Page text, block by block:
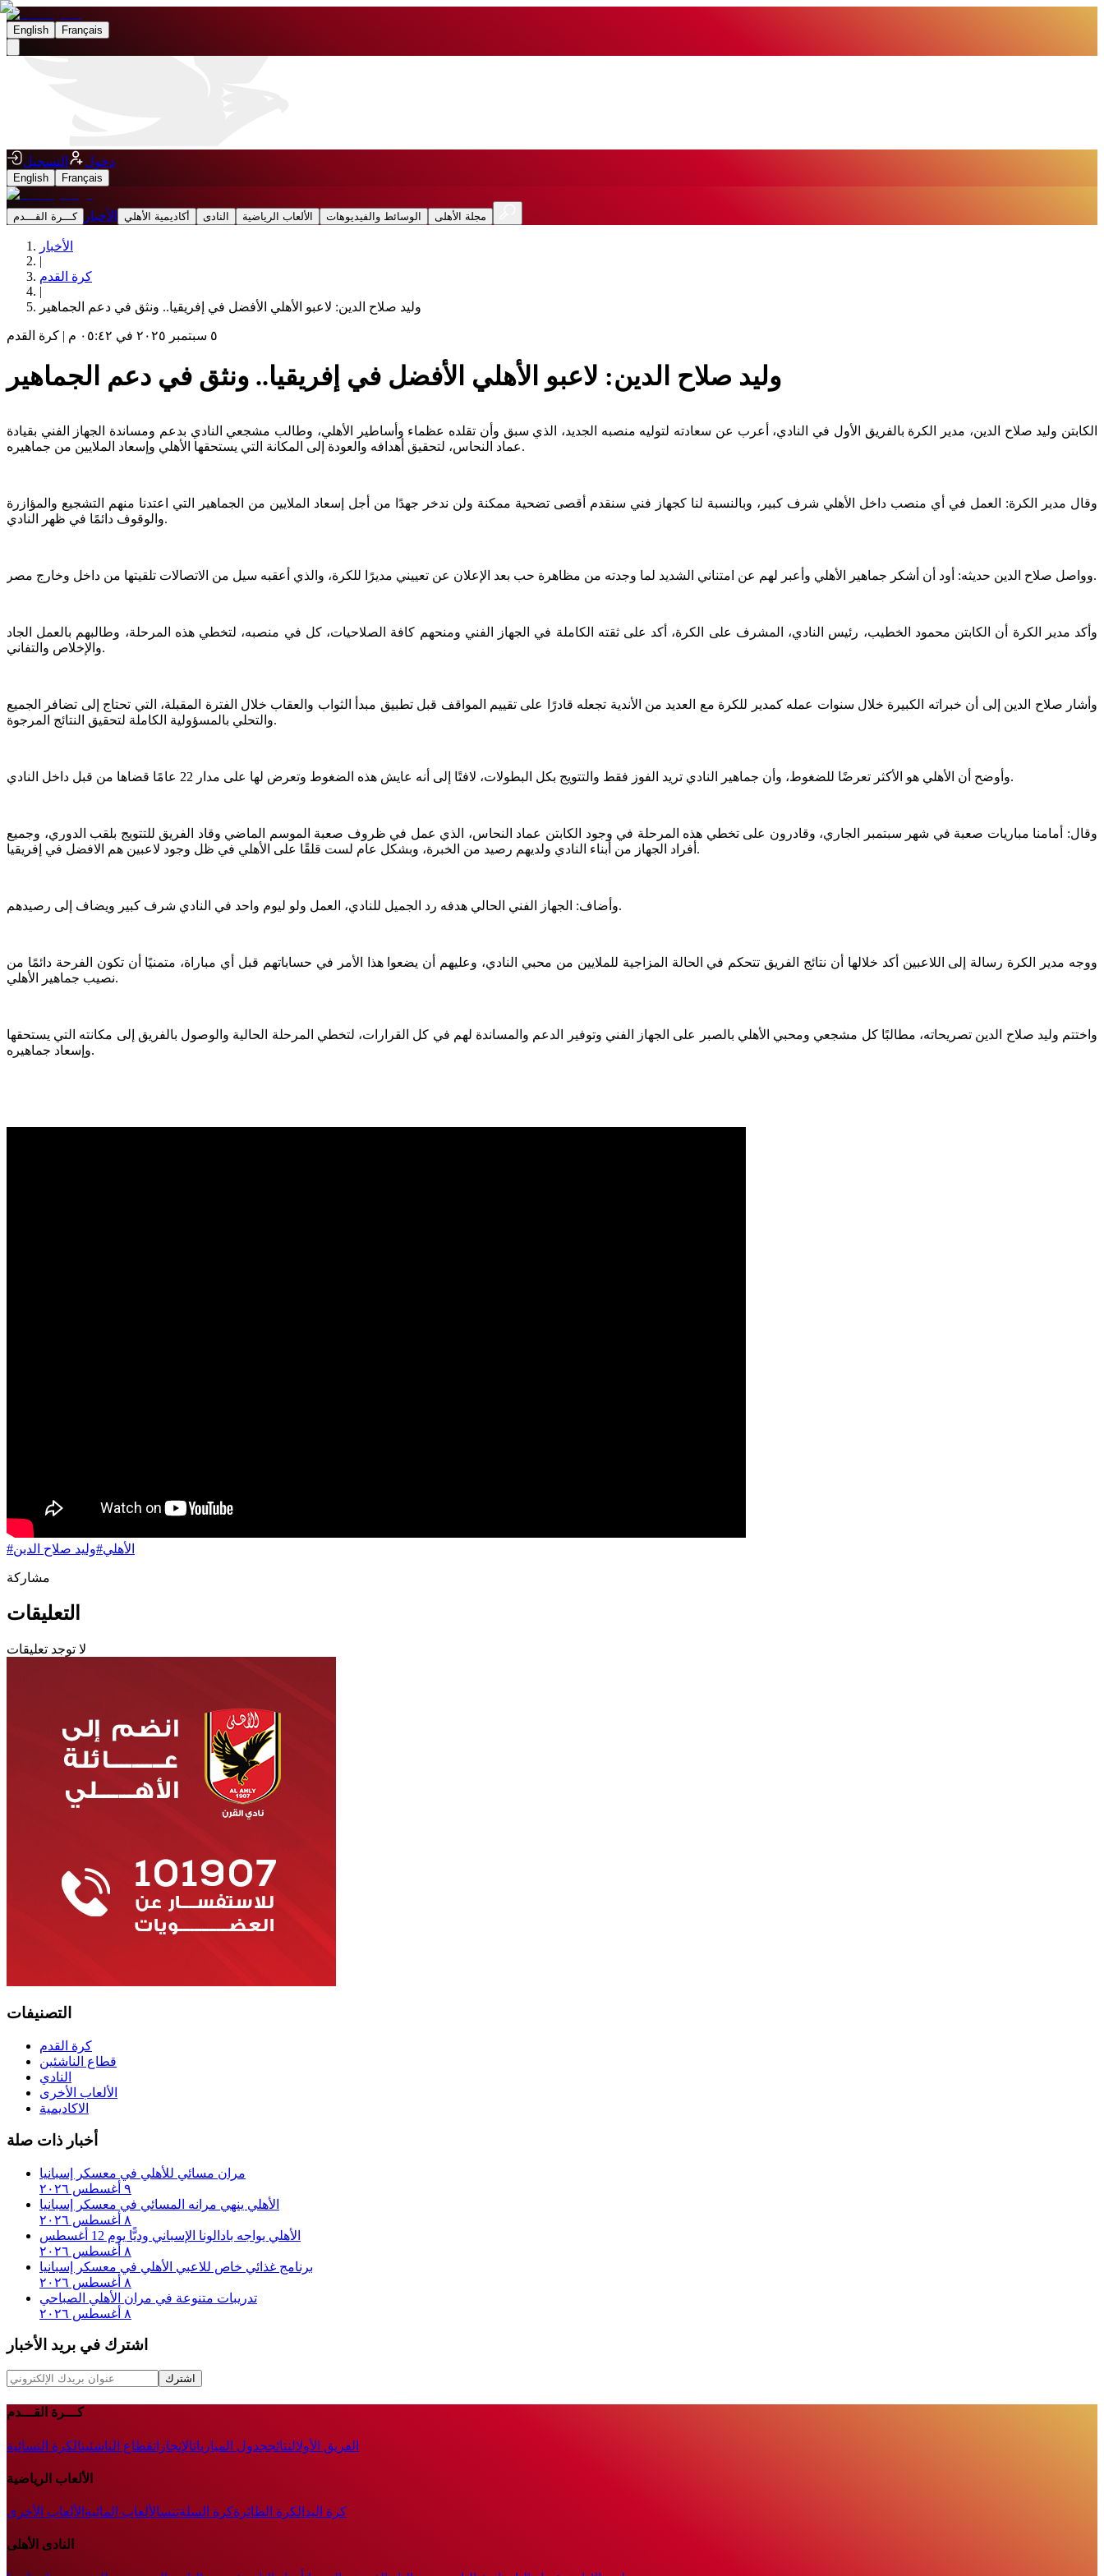
English Français
دخول التسجيل
English Français
كـــرة القـــدم الأخبار أكاديمية الأهلي النادى الألعاب الرياضية الوسائط والفيديوهات مجلة الأهلى
الأخبار
|
كرة القدم
|
وليد صلاح الدين: لاعبو الأهلي الأفضل في إفريقيا.. ونثق في دعم الجماهير
٥ سبتمبر ٢٠٢٥ في ٠٥:٤٢ م | كرة القدم
وليد صلاح الدين: لاعبو الأهلي الأفضل في إفريقيا.. ونثق في دعم الجماهير
الكابتن وليد صلاح الدين، مدير الكرة بالفريق الأول في النادي، أعرب عن سعادته لتوليه منصبه الجديد، الذي سبق وأن تقلده عظماء وأساطير الأهلي، وطالب مشجعي النادي بدعم ومساندة الجهاز الفني بقيادة
عماد النحاس، لتحقيق أهدافه والعودة إلى المكانة التي يستحقها الأهلي وإسعاد الملايين من جماهيره.
وقال مدير الكرة: العمل في أي منصب داخل الأهلي شرف كبير، وبالنسبة لنا كجهاز فني سنقدم أقصى تضحية ممكنة ولن ندخر جهدًا من أجل إسعاد الملايين من الجماهير التي اعتدنا منهم التشجيع والمؤازرة
والوقوف دائمًا في ظهر النادي.
وواصل صلاح الدين حديثه: أود أن أشكر جماهير الأهلي وأعبر لهم عن امتناني الشديد لما وجدته من مظاهرة حب بعد الإعلان عن تعييني مديرًا للكرة، والذي أعقبه سيل من الاتصالات تلقيتها من داخل وخارج مصر.
وأكد مدير الكرة أن الكابتن محمود الخطيب، رئيس النادي، المشرف على الكرة، أكد على ثقته الكاملة في الجهاز الفني ومنحهم كافة الصلاحيات، كل في منصبه، لتخطي هذه المرحلة، وطالبهم بالعمل الجاد
والإخلاص والتفاني.
وأشار صلاح الدين إلى أن خبراته الكبيرة خلال سنوات عمله كمدير للكرة مع العديد من الأندية تجعله قادرًا على تقييم المواقف قبل تطبيق مبدأ الثواب والعقاب خلال الفترة المقبلة، التي تحتاج إلى تضافر الجميع
والتحلي بالمسؤولية الكاملة لتحقيق النتائج المرجوة.
وأوضح أن الأهلي هو الأكثر تعرضًا للضغوط، وأن جماهير النادي تريد الفوز فقط والتتويج بكل البطولات، لافتًا إلى أنه عايش هذه الضغوط وتعرض لها على مدار 22 عامًا قضاها من قبل داخل النادي.
وقال: أمامنا مباريات صعبة في شهر سبتمبر الجاري، وقادرون على تخطي هذه المرحلة في وجود الكابتن عماد النحاس، الذي عمل في ظروف صعبة الموسم الماضي وقاد الفريق للتتويج بلقب الدوري، وجميع
أفراد الجهاز من أبناء النادي ولديهم رصيد من الخبرة، وبشكل عام لست قلقًا على الأهلي في ظل وجود لاعبين هم الافضل في إفريقيا.
وأضاف: الجهاز الفني الحالي هدفه رد الجميل للنادي، العمل ولو ليوم واحد في النادي شرف كبير ويضاف إلى رصيدهم.
ووجه مدير الكرة رسالة إلى اللاعبين أكد خلالها أن نتائج الفريق تتحكم في الحالة المزاجية للملايين من محبي النادي، وعليهم أن يضعوا هذا الأمر في حساباتهم قبل أي مباراة، متمنيًا أن تكون الفرحة دائمًا من
نصيب جماهير الأهلي.
واختتم وليد صلاح الدين تصريحاته، مطالبًا كل مشجعي ومحبي الأهلي بالصبر على الجهاز الفني وتوفير الدعم والمساندة لهم في كل القرارات، لتخطي المرحلة الحالية والوصول بالفريق إلى مكانته التي يستحقها
وإسعاد جماهيره.
# الأهلي#وليد صلاح الدين
مشاركة
التعليقات
لا توجد تعليقات
التصنيفات
كرة القدم
قطاع الناشئين
النادي
الألعاب الأخرى
الاكاديمية
أخبار ذات صلة
مران مسائي للأهلي في معسكر إسبانيا
٩ أغسطس ٢٠٢٦
الأهلي ينهي مرانه المسائي في معسكر إسبانيا
٨ أغسطس ٢٠٢٦
الأهلي يواجه بادالونا الإسباني وديًّا يوم 12 أغسطس
٨ أغسطس ٢٠٢٦
برنامج غذائي خاص للاعبي الأهلي في معسكر إسبانيا
٨ أغسطس ٢٠٢٦
تدريبات متنوعة في مران الأهلي الصباحي
٨ أغسطس ٢٠٢٦
اشترك في بريد الأخبار
اشترك
كـــرة القـــدم
الفريق الأولالنتائججدول المبارياتالإنجازاتقطاع الناشئينالكرة النسائية
الألعاب الرياضية
كرة اليد الكرة الطائرةكرة السلةتنسالألعاب المائية الألعاب الأخرى
النادى الأهلى